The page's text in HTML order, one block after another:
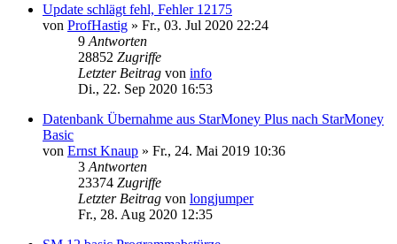
Update schlägt fehl, Fehler 12175
von ProfHastig » Fr., 03. Jul 2020 22:24
9 Antworten
28852 Zugriffe
Letzter Beitrag von info
Di., 22. Sep 2020 16:53
Datenbank Übernahme aus StarMoney Plus nach StarMoney
Basic
von Ernst Knaup » Fr., 24. Mai 2019 10:36
3 Antworten
23374 Zugriffe
Letzter Beitrag von longjumper
Fr., 28. Aug 2020 12:35